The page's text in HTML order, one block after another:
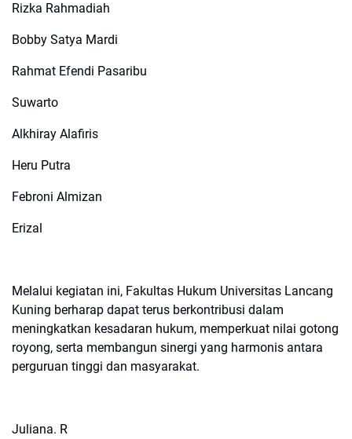
Rizka Rahmadiah
Bobby Satya Mardi
Rahmat Efendi Pasaribu
Suwarto
Alkhiray Alafiris
Heru Putra
Febroni Almizan
Erizal
Melalui kegiatan ini, Fakultas Hukum Universitas Lancang
Kuning berharap dapat terus berkontribusi dalam
meningkatkan kesadaran hukum, memperkuat nilai gotong
royong, serta membangun sinergi yang harmonis antara
perguruan tinggi dan masyarakat.
Juliana. R